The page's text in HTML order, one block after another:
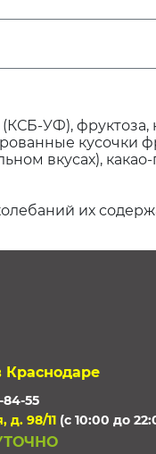
УФ), фруктоза,
кусочки
вкусах),
их
Краснодаре
84-55
д. 98/11 (с 10:00 до